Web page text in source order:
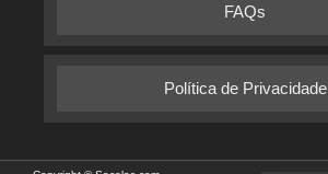
FAQs
Política de Privacidade